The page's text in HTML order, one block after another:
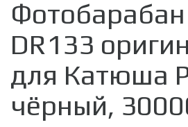
DR133
для Катюша
чёрный,